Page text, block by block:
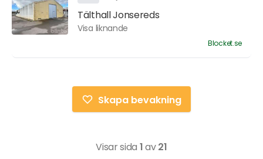
Tälthall Jonsereds
Visa liknande
Blocket.se
Skapa bevakning
Visar sida 1av21